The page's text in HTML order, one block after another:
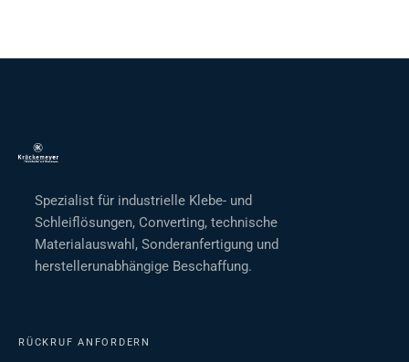
Spezialist für industrielle Klebe- und
Schleiflösungen, Converting, technische
Materialauswahl, Sonderanfertigung und
herstellerunabhängige Beschaffung.
RÜCKRUF ANFORDERN